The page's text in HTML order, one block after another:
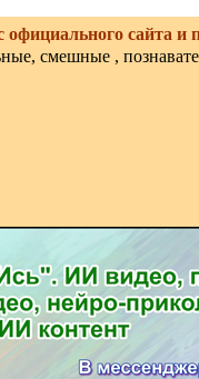
официального сайта
смешные ,